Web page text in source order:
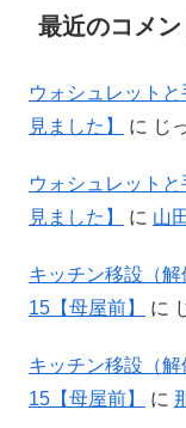
最近のコメン
ウォシュレット
見ました】
に じ
ウォシュレット
見ました】
に 山田
キッチン移設（
15【母屋前】
に
キッチン移設（
15【母屋前】
に